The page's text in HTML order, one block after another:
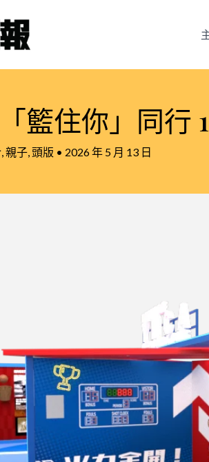
籃住你」同行
親子 頭版 • 2026 年 5 月 13 日